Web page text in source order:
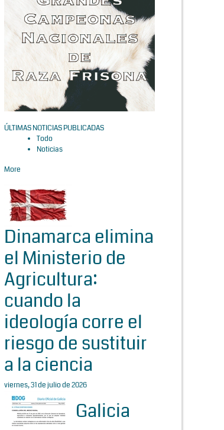
ÚLTIMAS NOTICIAS PUBLICADAS
Todo
Noticias
More
Dinamarca elimina
el Ministerio de
Agricultura:
cuando la
ideología corre el
riesgo de sustituir
a la ciencia
viernes, 31 de julio de 2026
Galicia